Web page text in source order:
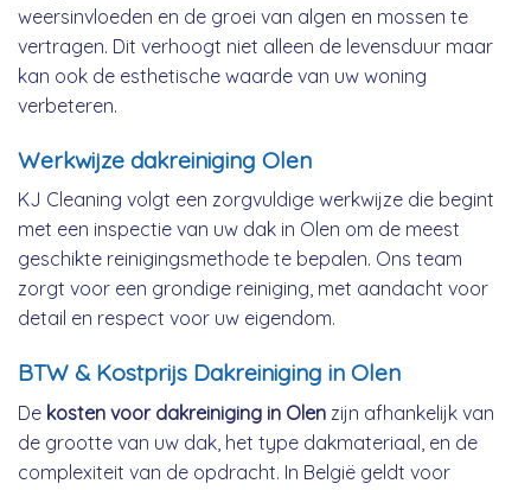
weersinvloeden en de groei van algen en mossen te
vertragen. Dit verhoogt niet alleen de levensduur maar
kan ook de esthetische waarde van uw woning
verbeteren.
Werkwijze dakreiniging Olen
KJ Cleaning volgt een zorgvuldige werkwijze die begint
met een inspectie van uw dak in Olen om de meest
geschikte reinigingsmethode te bepalen. Ons team
zorgt voor een grondige reiniging, met aandacht voor
detail en respect voor uw eigendom.
BTW & Kostprijs Dakreiniging in Olen
De kosten voor dakreiniging in Olen zijn afhankelijk van
de grootte van uw dak, het type dakmateriaal, en de
complexiteit van de opdracht. In België geldt voor